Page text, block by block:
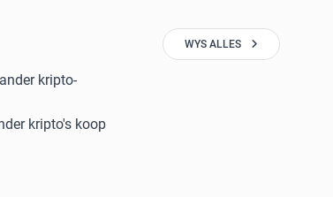
kripto-
kripto's koop
WYS ALLES